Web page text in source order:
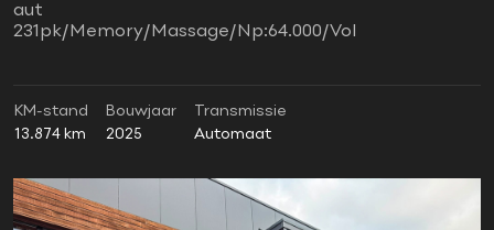
aut
231pk/Memory/Massage/Np:64.000/Vol
KM-stand
13.874 km
Bouwjaar
2025
Transmissie
Automaat